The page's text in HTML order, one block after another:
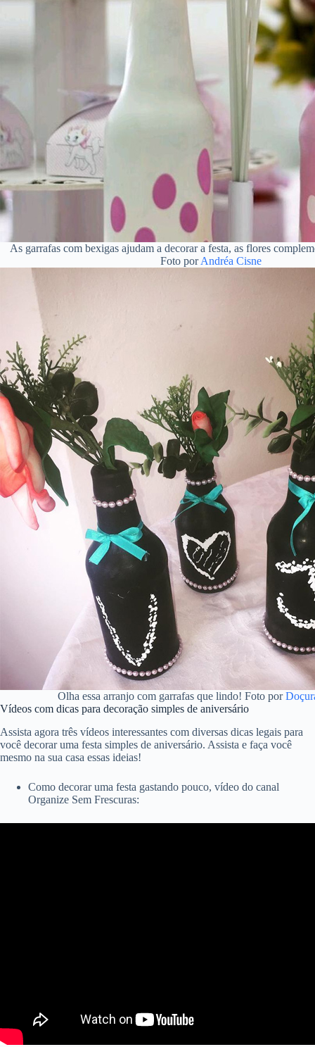
As garrafas com bexigas ajudam a decorar a festa, as flores
Foto porAndréa Cisne
Olha essa arranjo com garrafas que lindo! Foto por
Vídeos com dicas para decoração simples de aniversário
Assista agora três vídeos interessantes com diversas dicas legais para
você decorar uma festa simples de aniversário. Assista e faça você
mesmo na sua casa essas ideias!
Como decorar uma festa gastando pouco, vídeo do canal
Organize Sem Frescuras: